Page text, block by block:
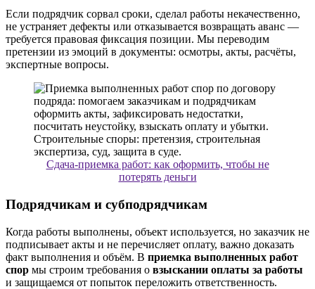
Если подрядчик сорвал сроки, сделал работы некачественно,
не устраняет дефекты или отказывается возвращать аванс —
требуется правовая фиксация позиции. Мы переводим
претензии из эмоций в документы: осмотры, акты, расчёты,
экспертные вопросы.
Сдача-приемка работ: как оформить, чтобы не
потерять деньги
Подрядчикам и субподрядчикам
Когда работы выполнены, объект используется, но заказчик не
подписывает акты и не перечисляет оплату, важно доказать
факт выполнения и объём. В приемка выполненных работ
спор мы строим требования о взыскании оплаты за работы
и защищаемся от попыток переложить ответственность.